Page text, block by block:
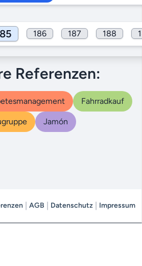
186 187 188
Referenzen:
Fahrradkauf
Jamón
AGB Datenschutz Impressum